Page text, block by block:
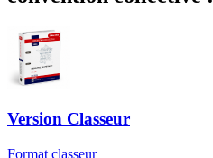
Version Classeur
Format classeur